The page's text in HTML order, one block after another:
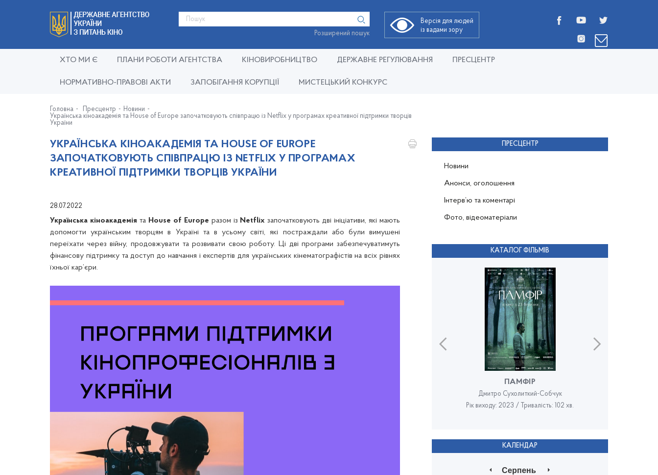
Розширений пошук
Версія для людей
із вадами зору
ХТО МИ Є ПЛАНИ РОБОТИ АГЕНТСТВА КІНОВИРОБНИЦТВО ДЕРЖАВНЕ РЕГУЛЮВАННЯ ПРЕСЦЕНТР
НОРМАТИВНО-ПРАВОВІ АКТИ ЗАПОБІГАННЯ КОРУПЦІЇ МИСТЕЦЬКИЙ КОНКУРС
Головна Пресцентр
Новини
Українська кіноакадемія та House of Europe започатковують співпрацю із Netflix у програмах креативної підтримки творців
України
УКРАЇНСЬКА КІНОАКАДЕМІЯ ТА HOUSE OF EUROPE
ЗАПОЧАТКОВУЮТЬ СПІВПРАЦЮ ІЗ NETFLIX У ПРОГРАМАХ
КРЕАТИВНОЇ ПІДТРИМКИ ТВОРЦІВ УКРАЇНИ
28.07.2022
Українська кіноакадемія та House of Europe разом із Netflix започатковують дві ініціативи, які мають
допомогти українським творцям в Україні та в усьому світі, які постраждали або були вимушені
переїхати через війну, продовжувати та розвивати свою роботу.
Ці дві програми забезпечуватимуть
фінансову підтримку та доступ до навчання і експертів для українських кінематографістів на всіх рівнях
їхньої кар’єри.
ПРЕСЦЕНТР
Новини
Анонси, оголошення
Інтерв’ю та коментарі
Фото, відеоматеріали
КАТАЛОГ ФІЛЬМІВ
ПАМФІР
Дмитро Сухолиткий-Собчук
Рік виходу: 2023 / Тривалість: 102 хв.
КАЛЕНДАР
Серпень